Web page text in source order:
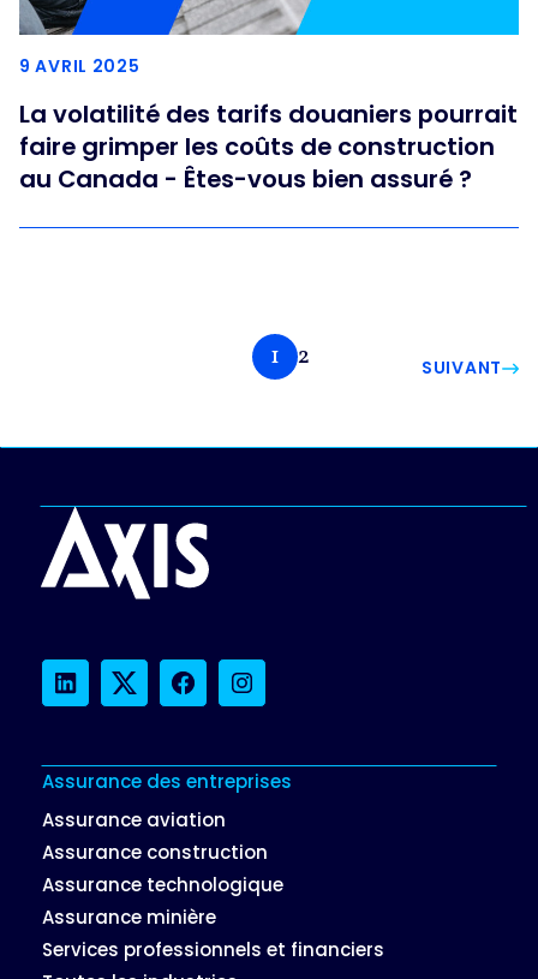
9 AVRIL 2025
La volatilité des tarifs douaniers pourrait
faire grimper les coûts de construction
au Canada - Êtes-vous bien assuré ?
1 2 SUIVANT
LinkedInTwitterFacebookInstagram
Assurance des entreprises
Assurance aviation
Assurance construction
Assurance technologique
Assurance minière
Services professionnels et financiers